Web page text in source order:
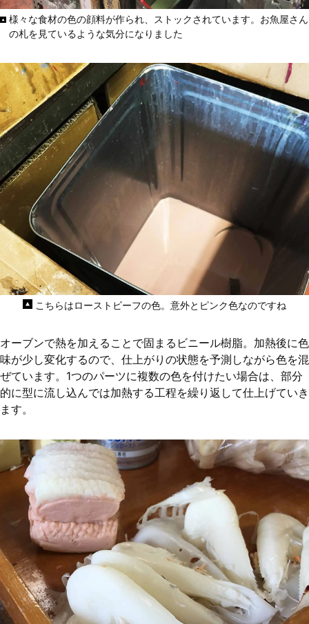
様々な食材の色の顔料が作られ、ストックされています。お魚屋さん
の札を見ているような気分になりました
こちらはローストビーフの色。意外とピンク色なのですね
オーブンで熱を加えることで固まるビニール樹脂。加熱後に色
味が少し変化するので、仕上がりの状態を予測しながら色を混
ぜています。1つのパーツに複数の色を付けたい場合は、部分
的に型に流し込んでは加熱する工程を繰り返して仕上げていき
ます。